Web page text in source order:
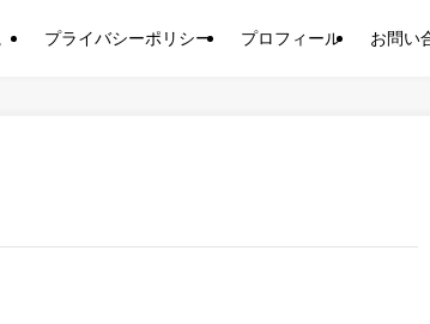
プライバシーポリシー プロフィール お問い